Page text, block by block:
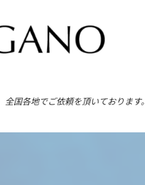
全国各地でご依頼を頂いております。